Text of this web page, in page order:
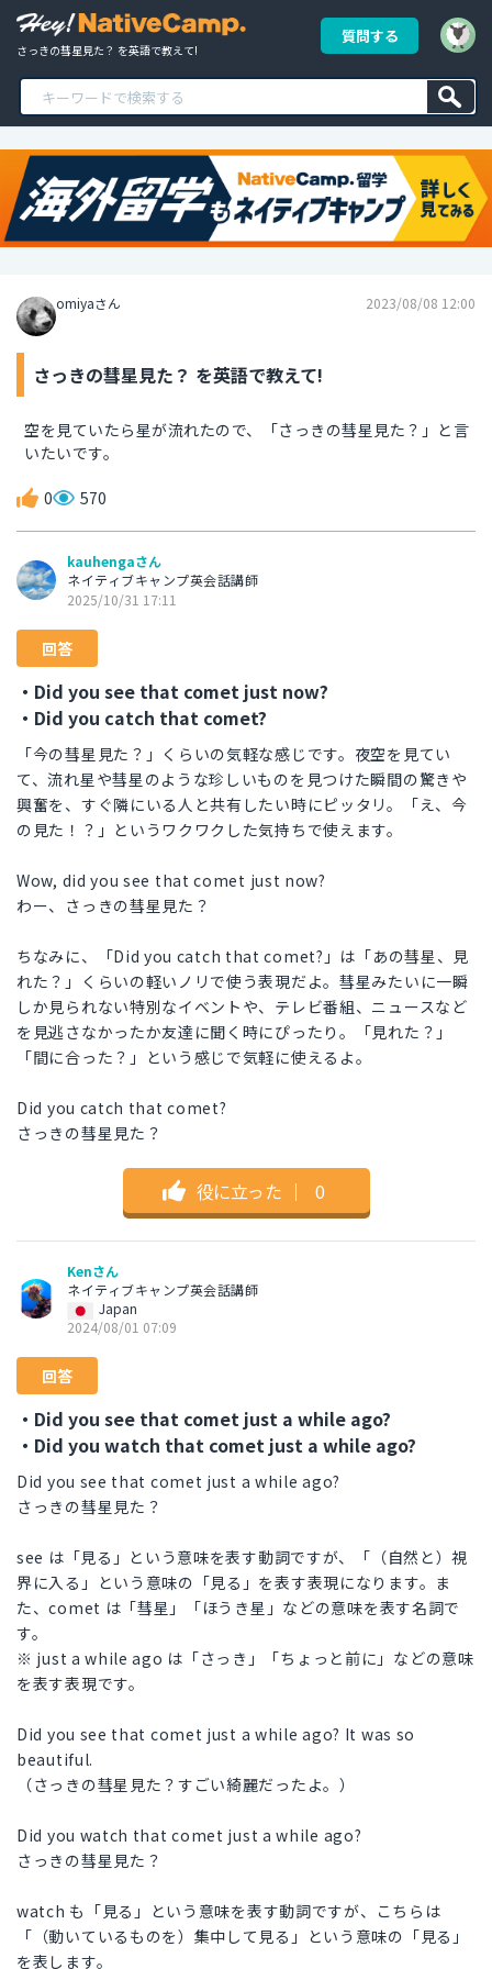
さっきの彗星見た？ を英語で教えて!
質問する
omiyaさん 2023/08/08 12:00
さっきの彗星見た？ を英語で教えて!
空を見ていたら星が流れたので、「さっきの彗星見た？」と言
いたいです。
0 570
kauhengaさん
ネイティブキャンプ英会話講師
2025/10/31 17:11
回答
・Did you see that comet just now?
・Did you catch that comet?
「今の彗星見た？」くらいの気軽な感じです。夜空を見てい
て、流れ星や彗星のような珍しいものを見つけた瞬間の驚きや
興奮を、すぐ隣にいる人と共有したい時にピッタリ。「え、今
の見た！？」というワクワクした気持ちで使えます。
Wow, did you see that comet just now?
わー、さっきの彗星見た？
ちなみに、「Did you catch that comet?」は「あの彗星、見
れた？」くらいの軽いノリで使う表現だよ。彗星みたいに一瞬
しか見られない特別なイベントや、テレビ番組、ニュースなど
を見逃さなかったか友達に聞く時にぴったり。「見れた？」
「間に合った？」という感じで気軽に使えるよ。
Did you catch that comet?
さっきの彗星見た？
役に立った ｜ 0
Kenさん
ネイティブキャンプ英会話講師
Japan
2024/08/01 07:09
回答
・Did you see that comet just a while ago?
・Did you watch that comet just a while ago?
Did you see that comet just a while ago?
さっきの彗星見た？
see は「見る」という意味を表す動詞ですが、「（自然と）視
界に入る」という意味の「見る」を表す表現になります。ま
た、comet は「彗星」「ほうき星」などの意味を表す名詞で
す。
※ just a while ago は「さっき」「ちょっと前に」などの意味
を表す表現です。
Did you see that comet just a while ago? It was so
beautiful.
（さっきの彗星見た？すごい綺麗だったよ。）
Did you watch that comet just a while ago?
さっきの彗星見た？
watch も「見る」という意味を表す動詞ですが、こちらは
「（動いているものを）集中して見る」という意味の「見る」
を表します。